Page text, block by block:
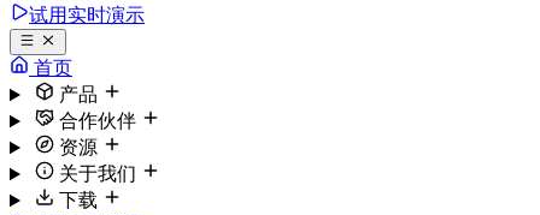
试用实时演示
首页
产品
合作伙伴
资源
关于我们
下载